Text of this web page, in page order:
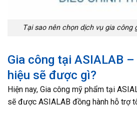
Tại sao nên chọn dịch vụ gia công
Gia công tại ASIALAB
hiệu sẽ được gì?
Hiện nay, Gia công mỹ phẩm tại
sẽ được ASIALAB đồng hành hỗ trợ